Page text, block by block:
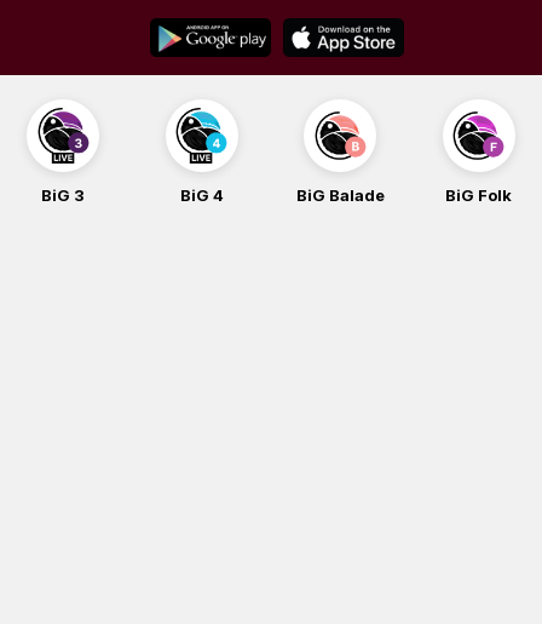
content
BiG 3 BiG 4 BiG Balade BiG Folk